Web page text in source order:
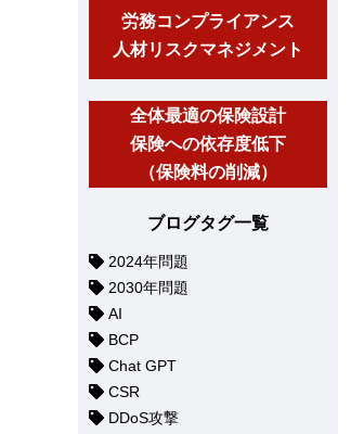
労務コンプライアンス
人材リスクマネジメント
全体最適の保険設計
保険への依存度低下
（保険料の削減）
ブログタグ一覧
2024年問題
2030年問題
AI
BCP
Chat GPT
CSR
DDoS攻撃